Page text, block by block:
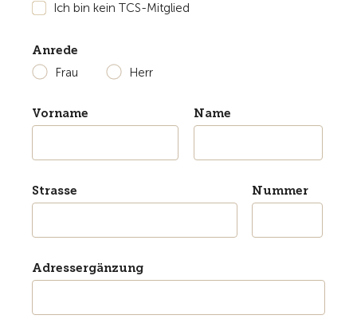
Ich bin kein TCS-Mitglied
Anrede
Frau
Herr
Vorname Name
Strasse Nummer
Adressergänzung